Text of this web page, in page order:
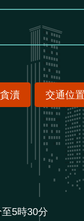
瀆 交通位
5時30分